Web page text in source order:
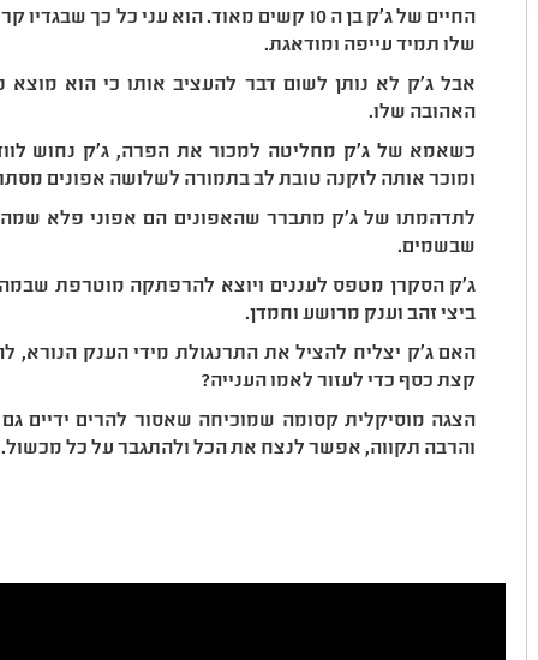
החיים של ג'ק בן ה 10 קשים מאוד. הוא עני כל
שלו תמיד עייפה ומודאגת.
אבל ג'ק לא נותן לשום דבר להעציב אותו כי הוא
האהובה שלו.
כשאמא של ג'ק מחליטה למכור את הפרה, ג'ק נחוש
ומוכר אותה לזקנה טובת לב בתמורה לשלושה אפונים
לתדהמתו של ג'ק מתברר שהאפונים הם אפוני פלא
שבשמים.
ג'ק הסקרן מטפס לעננים ויוצא להרפתקה מוטרפת
ביצי זהב וענק מרושע וחמדן.
האם ג'ק יצליח להציל את התרנגולת מידי הענק הנורא,
קצת כסף כדי לעזור לאמו הענייה?
הצגה מוסיקלית קסומה שמוכיחה שאסור להרים ידיים
והרבה תקווה, אפשר לנצח את הכל ולהתגבר על כל מכשול.